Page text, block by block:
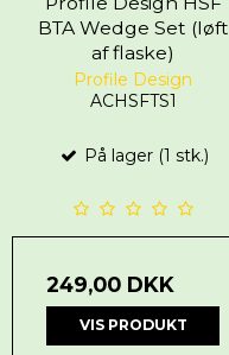
BTA Wedge Set (løft
af flaske)
Profile Design
ACHSFTS1
På lager (1 stk.)
249,00 DKK
VIS PRODUKT